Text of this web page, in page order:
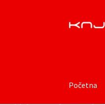
Preskoči
Skoči
Početna